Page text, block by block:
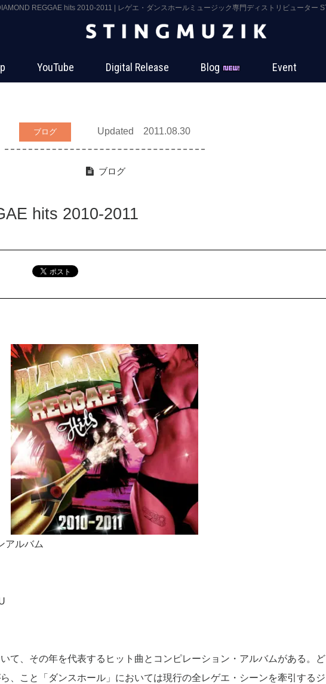
REGGAE hits 2010-2011 | レゲエ・ダンスホールミュージック専門ディストリビューター
YouTube Digital Release Blog Event
ブログ Updated 2011.08.30
ブログ
hits 2010-2011
アルバム
て、その年を代表するヒット曲とコンピレーション・アルバムがある。ど
、こと「ダンスホール」においては現行の全レゲエ・シーンを牽引するジ